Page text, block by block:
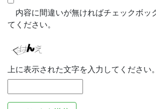
内容に間違いが無ければチェックボッ
てください。
上に表示された文字を入力してください。